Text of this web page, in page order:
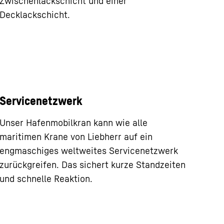
Hafenmobilkran kann wie alle
Krane von Liebherr auf ein
weltweites Servicenetzwerk
Das sichert kurze Standzeiten
schnelle Reaktion.